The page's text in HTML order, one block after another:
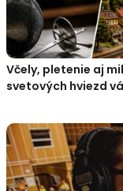
Včely, pletenie aj
svetových hviezd